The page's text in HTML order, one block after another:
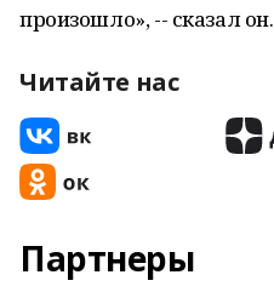
произошло», -- сказал он.
Читайте нас
Партнеры